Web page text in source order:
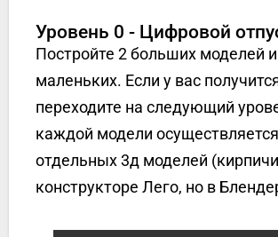
Уровень 0 - Цифровой
Постройте 2 больших моделей
маленьких. Если у вас
переходите на следующий
каждой модели
отдельных 3д моделей
конструкторе Лего, но в